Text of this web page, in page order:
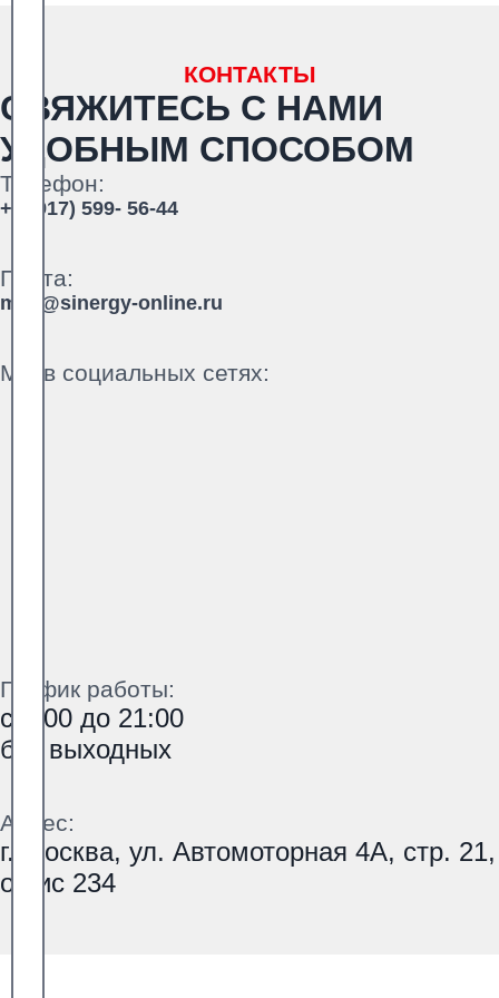
КОНТАКТЫ
СВЯЖИТЕСЬ С НАМИ
УДОБНЫМ СПОСОБОМ
Телефон:
+7 (917) 599- 56-44
Почта:
mail@sinergy-online.ru
Мы в социальных сетях:
График работы:
с 9:00 до 21:00
без выходных
Адрес:
г. Москва, ул. Автомоторная 4А, стр. 21,
офис 234